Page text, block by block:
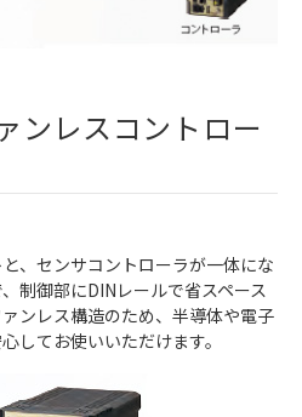
ンレスコントロー
、センサコントローラが一体にな
制御部にDINレールで省スペース
ンレス構造のため、半導体や電子
してお使いいただけます。